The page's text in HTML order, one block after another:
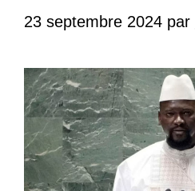
23 septembre 2024 par